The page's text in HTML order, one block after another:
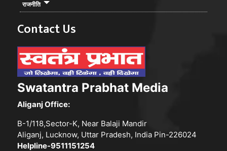
राजनीति
Contact Us
Swatantra Prabhat Media
Aliganj Office:
B-1/118,Sector-K, Near Balaji Mandir
Aliganj, Lucknow, Uttar Pradesh, India Pin-226024
Helpline-9511151254